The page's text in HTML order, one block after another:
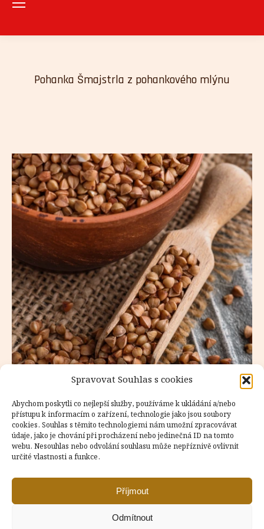
Spravovat Souhlas s cookies
Abychom poskytli co nejlepší služby, používáme k ukládání a/nebo
přístupu k informacím o zařízení, technologie jako jsou soubory
cookies. Souhlas s těmito technologiemi nám umožní zpracovávat
údaje, jako je chování při procházení nebo jedinečná ID na tomto
webu. Nesouhlas nebo odvolání souhlasu může nepříznivě ovlivnit
určité vlastnosti a funkce.
Příjmout
Odmítnout
Pohanka Šmajstrla z pohankového mlýnu